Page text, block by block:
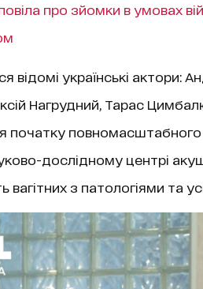
про зйомки в умовах
відомі українські актори:
Нагрудний, Тарас
початку повномасштабного
дослідному центрі
вагітних з патологіями та